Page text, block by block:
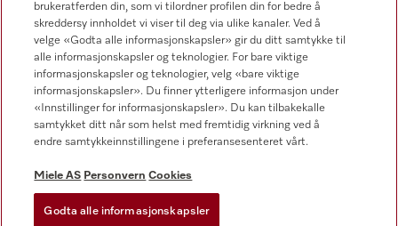
Miele AS
Vilkår og betingelser
Vilkår for bruk
brukeratferden din, som vi tilordner profilen din for bedre å
skreddersy innholdet vi viser til deg via ulike kanaler. Ved å
velge «Godta alle informasjonskapsler» gir du ditt samtykke til
alle informasjonskapsler og teknologier. For bare viktige
informasjonskapsler og teknologier, velg «bare viktige
informasjonskapsler». Du finner ytterligere informasjon under
«Innstillinger for informasjonskapsler». Du kan tilbakekalle
samtykket ditt når som helst med fremtidig virkning ved å
endre samtykkeinnstillingene i preferansesenteret vårt.
Miele AS Personvern Cookies
Godta alle informasjonskapsler